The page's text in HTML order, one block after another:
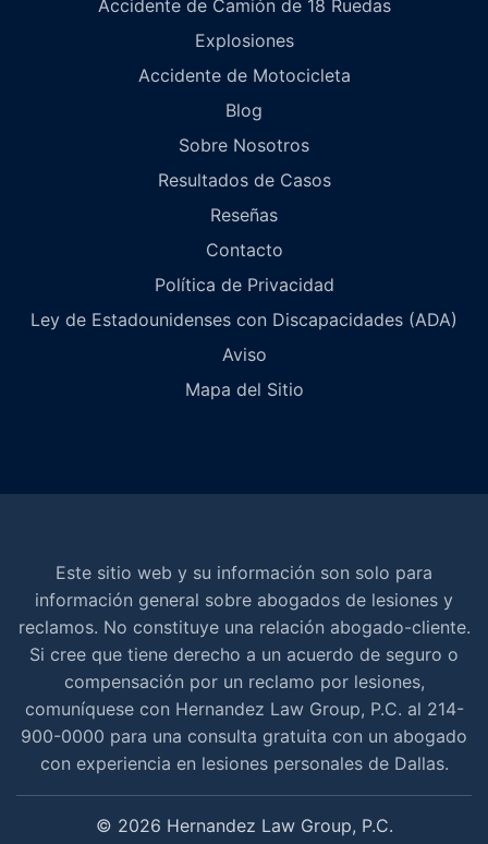
Accidente de Camión de 18 Ruedas
Explosiones
Accidente de Motocicleta
Blog
Sobre Nosotros
Resultados de Casos
Reseñas
Contacto
Política de Privacidad
Ley de Estadounidenses con Discapacidades (ADA)
Aviso
Mapa del Sitio
Este sitio web y su información son solo para
información general sobre abogados de lesiones y
reclamos. No constituye una relación abogado-cliente.
Si cree que tiene derecho a un acuerdo de seguro o
compensación por un reclamo por lesiones,
comuníquese con Hernandez Law Group, P.C. al 214-
900-0000 para una consulta gratuita con un abogado
con experiencia en lesiones personales de Dallas.
© 2026 Hernandez Law Group, P.C.